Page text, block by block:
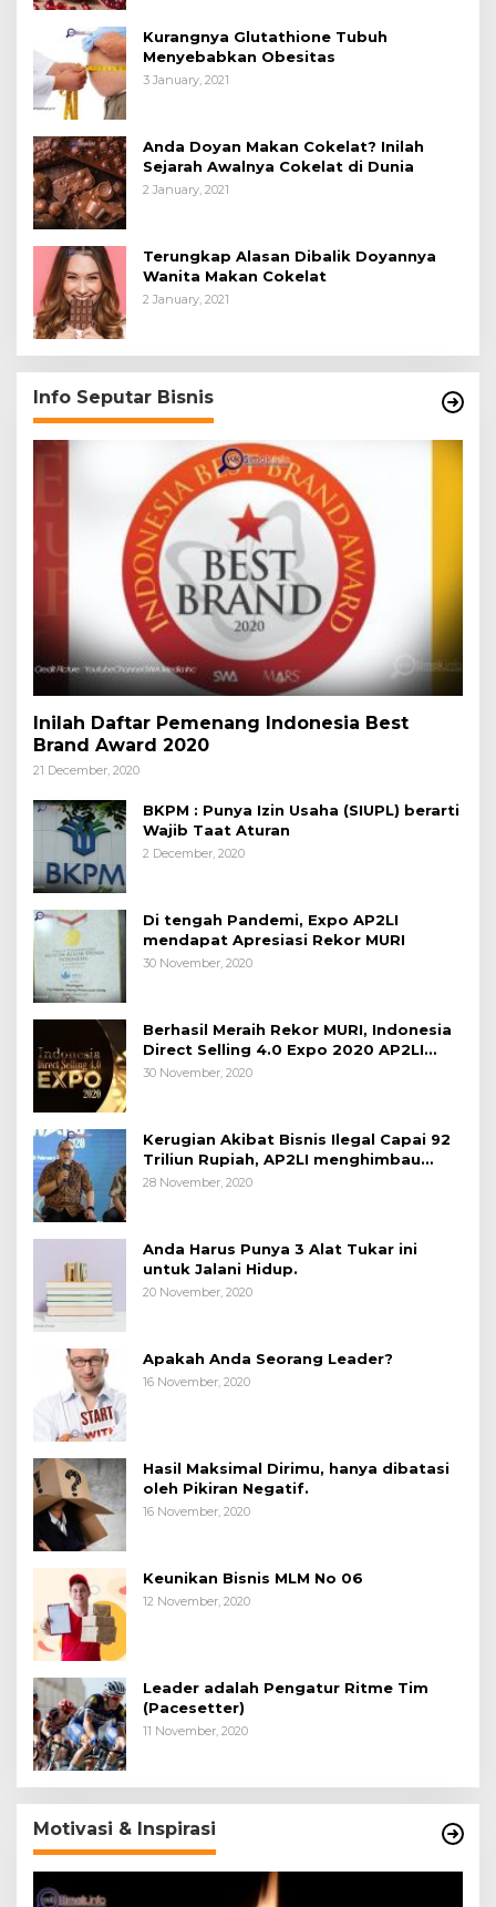
Kurangnya Glutathione Tubuh
Menyebabkan Obesitas
3 January, 2021
Anda Doyan Makan Cokelat? Inilah
Sejarah Awalnya Cokelat di Dunia
2 January, 2021
Terungkap Alasan Dibalik Doyannya
Wanita Makan Cokelat
2 January, 2021
Info Seputar Bisnis
Inilah Daftar Pemenang Indonesia Best
Brand Award 2020
21 December, 2020
BKPM : Punya Izin Usaha (SIUPL) berarti
Wajib Taat Aturan
2 December, 2020
Di tengah Pandemi, Expo AP2LI
mendapat Apresiasi Rekor MURI
30 November, 2020
Berhasil Meraih Rekor MURI, Indonesia
Direct Selling 4.0 Expo 2020 AP2LI
berakhir sangat memuaskan
30 November, 2020
Kerugian Akibat Bisnis Ilegal Capai 92
Triliun Rupiah, AP2LI menghimbau
masyarakat Waspada.
28 November, 2020
Anda Harus Punya 3 Alat Tukar ini
untuk Jalani Hidup.
20 November, 2020
Apakah Anda Seorang Leader?
16 November, 2020
Hasil Maksimal Dirimu, hanya dibatasi
oleh Pikiran Negatif.
16 November, 2020
Keunikan Bisnis MLM No 06
12 November, 2020
Leader adalah Pengatur Ritme Tim
(Pacesetter)
11 November, 2020
Motivasi & Inspirasi